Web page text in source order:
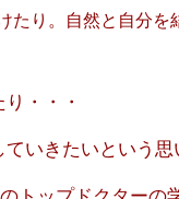
り。自然と自分を
・・・
ていきたいという思